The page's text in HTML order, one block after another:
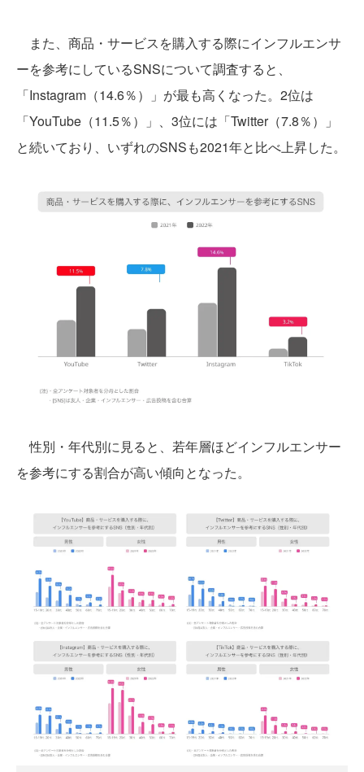
また、商品・サービスを購入する際にインフルエンサ
ーを参考にしているSNSについて調査すると、
「Instagram（14.6％）」が最も高くなった。2位は
「YouTube（11.5％）」、3位には「Twitter（7.8％）」
と続いており、いずれのSNSも2021年と比べ上昇した。
性別・年代別に見ると、若年層ほどインフルエンサー
を参考にする割合が高い傾向となった。